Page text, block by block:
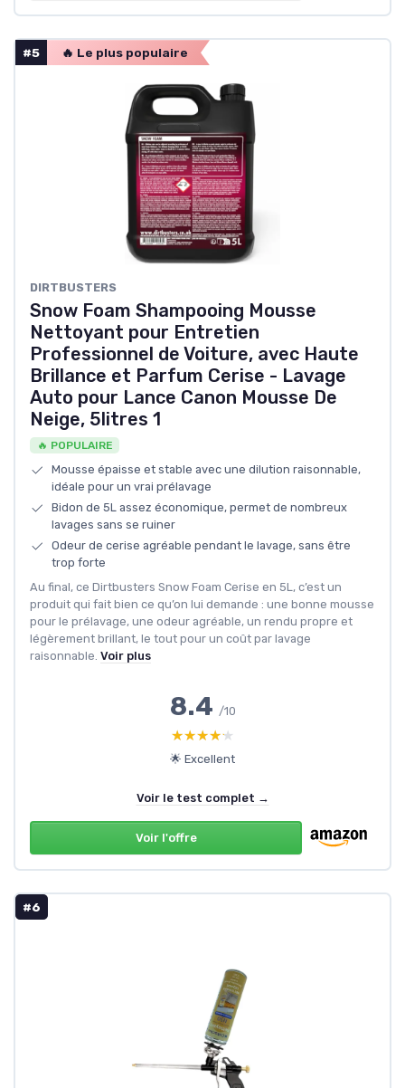
#5 🔥 Le plus populaire
DIRTBUSTERS
Snow Foam Shampooing Mousse
Nettoyant pour Entretien
Professionnel de Voiture, avec Haute
Brillance et Parfum Cerise - Lavage
Auto pour Lance Canon Mousse De
Neige, 5litres 1
🔥 POPULAIRE
Mousse épaisse et stable avec une dilution raisonnable,
idéale pour un vrai prélavage
Bidon de 5L assez économique, permet de nombreux
lavages sans se ruiner
Odeur de cerise agréable pendant le lavage, sans être
trop forte
Au final, ce Dirtbusters Snow Foam Cerise en 5L, c’est un
produit qui fait bien ce qu’on lui demande : une bonne mousse
pour le prélavage, une odeur agréable, un rendu propre et
légèrement brillant, le tout pour un coût par lavage
raisonnable. Voir plus
8.4 /10
★★★★★
★★★★★
🌟 Excellent
Voir le test complet →
Voir l'offre
#6